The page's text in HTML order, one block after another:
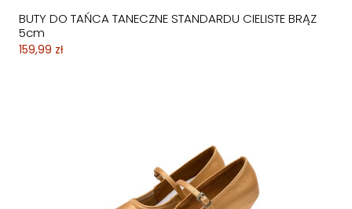
BUTY DO TAŃCA TANECZNE STANDARDU CIELISTE BRĄZ
5cm
159,99 zł